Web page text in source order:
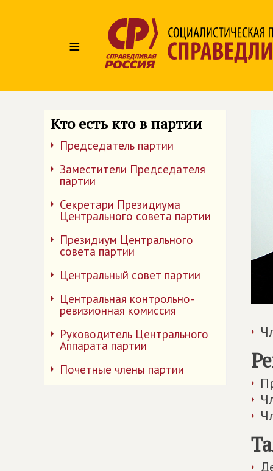
≡
Кто есть кто в партии
Председатель партии
Заместители Председателя
партии
Секретари Президиума
Центрального совета партии
Президиум Центрального
совета партии
Центральный совет партии
Центральная контрольно-
ревизионная комиссия
Руководитель Центрального
Аппарата партии
Почетные члены партии